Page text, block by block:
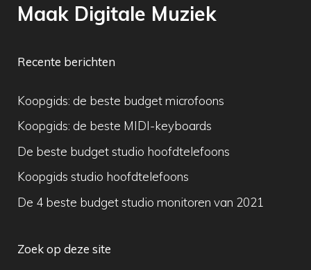
Maak Digitale Muziek
Recente berichten
Koopgids: de beste budget microfoons
Koopgids: de beste MIDI-keyboards
De beste budget studio hoofdtelefoons
Koopgids studio hoofdtelefoons
De 4 beste budget studio monitoren van 2021
Zoek op deze site